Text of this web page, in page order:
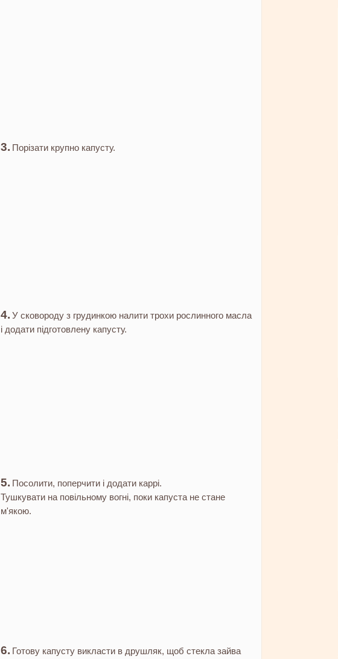
Порізати крупно капусту.
У сковороду з грудинкою налити трохи рослинного масла
і додати підготовлену капусту.
Посолити, поперчити і додати каррі.
Тушкувати на повільному вогні, поки капуста не стане
м'якою.
Готову капусту викласти в друшляк, щоб стекла зайва